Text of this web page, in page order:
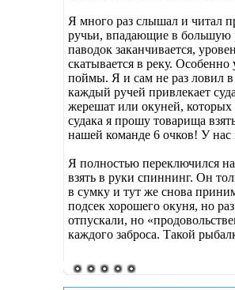
Я много раз слышал и читал
ручьи, впадающие в большую
паводок заканчивается,
скатывается в реку.
поймы. Я и сам не раз ловил в
каждый ручей привлекает
жерешат или окуней, которых
судака я прошу товарища
нашей команде 6 очков! У нас
Я полностью переключился
взять в руки спиннинг. Он
в сумку и тут же снова
подсек хорошего окуня, но
отпускали, но
каждого заброса. Такой